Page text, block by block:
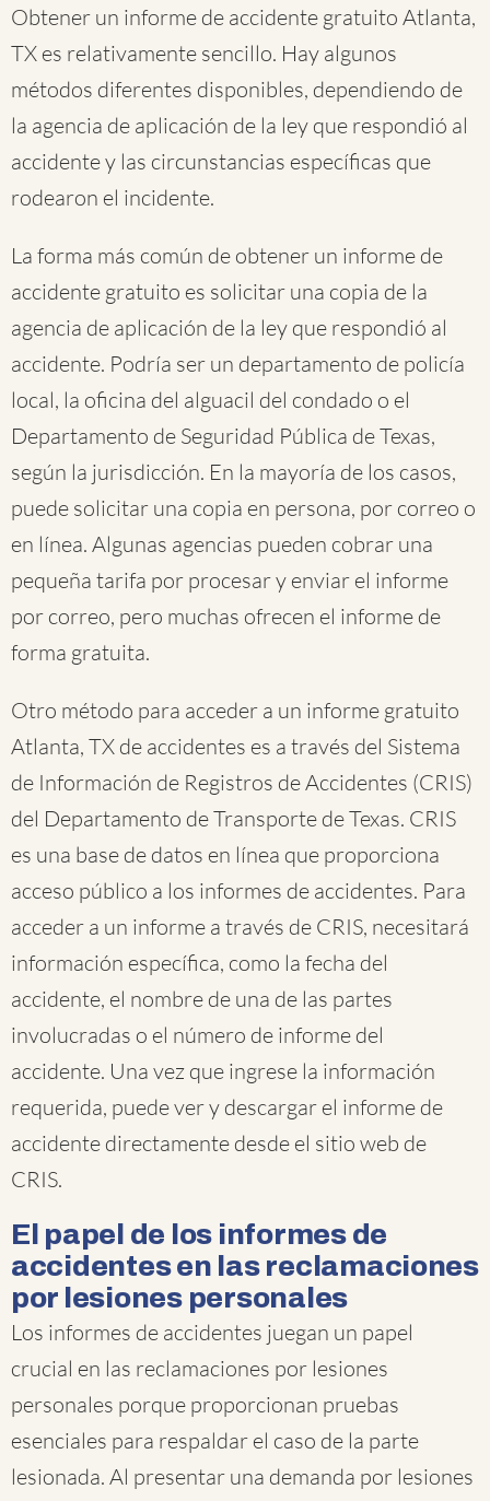
Obtener un informe de accidente gratuito Atlanta,
TX es relativamente sencillo. Hay algunos
métodos diferentes disponibles, dependiendo de
la agencia de aplicación de la ley que respondió al
accidente y las circunstancias específicas que
rodearon el incidente.
La forma más común de obtener un informe de
accidente gratuito es solicitar una copia de la
agencia de aplicación de la ley que respondió al
accidente. Podría ser un departamento de policía
local, la oficina del alguacil del condado o el
Departamento de Seguridad Pública de Texas,
según la jurisdicción. En la mayoría de los casos,
puede solicitar una copia en persona, por correo o
en línea. Algunas agencias pueden cobrar una
pequeña tarifa por procesar y enviar el informe
por correo, pero muchas ofrecen el informe de
forma gratuita.
Otro método para acceder a un informe gratuito
Atlanta, TX de accidentes es a través del Sistema
de Información de Registros de Accidentes (CRIS)
del Departamento de Transporte de Texas. CRIS
es una base de datos en línea que proporciona
acceso público a los informes de accidentes. Para
acceder a un informe a través de CRIS, necesitará
información específica, como la fecha del
accidente, el nombre de una de las partes
involucradas o el número de informe del
accidente. Una vez que ingrese la información
requerida, puede ver y descargar el informe de
accidente directamente desde el sitio web de
CRIS.
El papel de los informes de
accidentes en las reclamaciones
por lesiones personales
Los informes de accidentes juegan un papel
crucial en las reclamaciones por lesiones
personales porque proporcionan pruebas
esenciales para respaldar el caso de la parte
lesionada. Al presentar una demanda por lesiones